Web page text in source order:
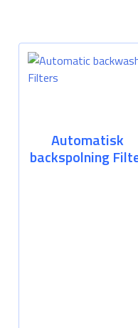
Automatisk
backspolning